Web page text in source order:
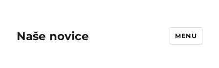
Naše novice MENU